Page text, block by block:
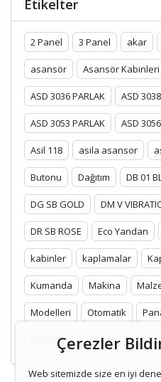
Etikelter
2 Panel 3 Panel akar
asansör Asansör Kabinleri
ASD 3036 PARLAK ASD
ASD 3053 PARLAK ASD
Asil 118 asila asansor
Butonu Dağıtım DB 01
DG SB GOLD DM V
DR SB ROSE Eco Yandan
kabinler kaplamalar
Kumanda Makina
Modelleri Otomatik
Regülatör Tavan
Çerezler
Web sitemizde size en iyi